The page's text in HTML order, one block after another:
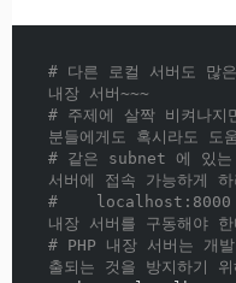
# 다른 로컬 서버도 많
내장 서버~~~
# 주제에 살짝 비켜나
분들에게도 혹시라도
# 같은 subnet 에 있는
서버에 접속 가능하게 하
#    localhost:8000
내장 서버를 구동해야
# PHP 내장 서버는 개
출되는 것을 방지하기